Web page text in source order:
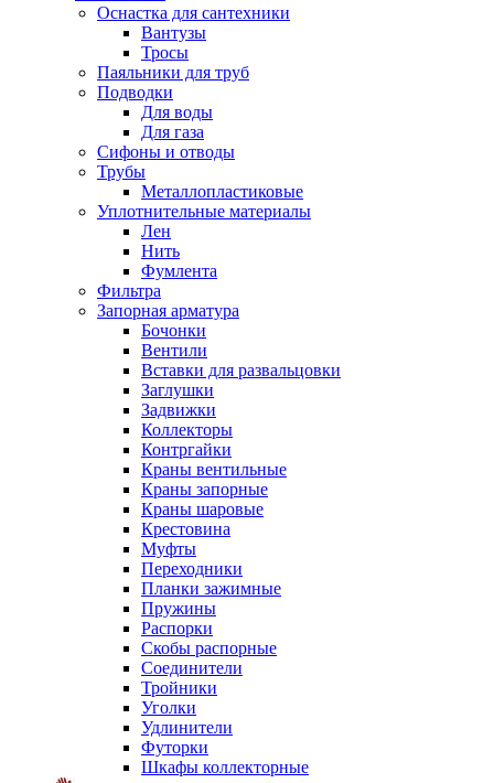
Оснастка для сантехники
Вантузы
Тросы
Паяльники для труб
Подводки
Для воды
Для газа
Сифоны и отводы
Трубы
Металлопластиковые
Уплотнительные материалы
Лен
Нить
Фумлента
Фильтра
Запорная арматура
Бочонки
Вентили
Вставки для развальцовки
Заглушки
Задвижки
Коллекторы
Контргайки
Краны вентильные
Краны запорные
Краны шаровые
Крестовина
Муфты
Переходники
Планки зажимные
Пружины
Распорки
Скобы распорные
Соединители
Тройники
Уголки
Удлинители
Футорки
Шкафы коллекторные